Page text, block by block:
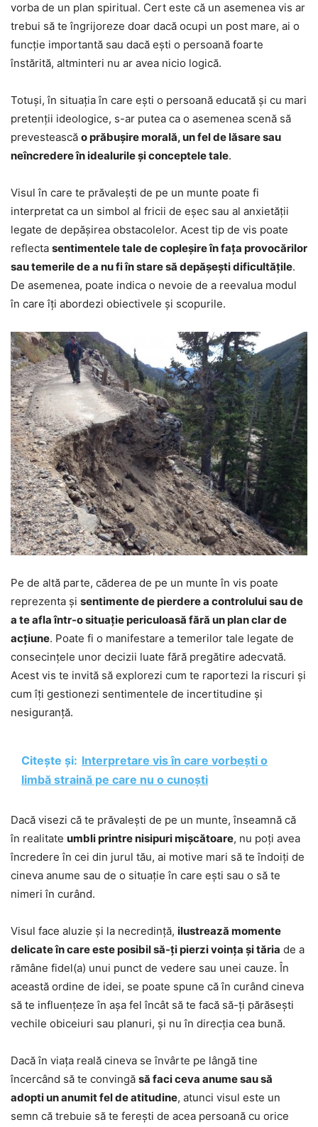
vorba de un plan spiritual. Cert este că un asemenea vis ar
trebui să te îngrijoreze doar dacă ocupi un post mare, ai o
funcție importantă sau dacă ești o persoană foarte
înstărită, altminteri nu ar avea nicio logică.
Totuși, în situația în care ești o persoană educată și cu mari
pretenții ideologice, s-ar putea ca o asemenea scenă să
prevestească o prăbușire morală, un fel de lăsare sau
neîncredere în idealurile și conceptele tale.
Visul în care te prăvalești de pe un munte poate fi
interpretat ca un simbol al fricii de eșec sau al anxietății
legate de depășirea obstacolelor. Acest tip de vis poate
reflecta sentimentele tale de copleșire în fața provocărilor
sau temerile de a nu fi în stare să depășești dificultățile.
De asemenea, poate indica o nevoie de a reevalua modul
în care îți abordezi obiectivele și scopurile.
Pe de altă parte, căderea de pe un munte în vis poate
reprezenta și sentimente de pierdere a controlului sau de
a te afla într-o situație periculoasă fără un plan clar de
acțiune. Poate fi o manifestare a temerilor tale legate de
consecințele unor decizii luate fără pregătire adecvată.
Acest vis te invită să explorezi cum te raportezi la riscuri și
cum îți gestionezi sentimentele de incertitudine și
nesiguranță.
Citește și: Interpretare vis în care vorbești o
limbă straină pe care nu o cunoști
Dacă visezi că te prăvalești de pe un munte, înseamnă că
în realitate umbli printre nisipuri mișcătoare, nu poți avea
încredere în cei din jurul tău, ai motive mari să te îndoiți de
cineva anume sau de o situație în care ești sau o să te
nimeri în curând.
Visul face aluzie și la necredință, ilustrează momente
delicate în care este posibil să-ți pierzi voința și tăria de a
rămâne fidel(a) unui punct de vedere sau unei cauze. În
această ordine de idei, se poate spune că în curând cineva
să te influențeze în așa fel încât să te facă să-ți părăsești
vechile obiceiuri sau planuri, și nu în direcția cea bună.
Dacă în viața reală cineva se învârte pe lângă tine
încercând să te convingă să faci ceva anume sau să
adopti un anumit fel de atitudine, atunci visul este un
semn că trebuie să te ferești de acea persoană cu orice